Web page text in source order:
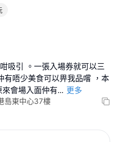
吸引 。一張入場券就可以三
唔少美食可以畀我品嚐 ，本
會場入面仲有... 更多
島東中心37樓